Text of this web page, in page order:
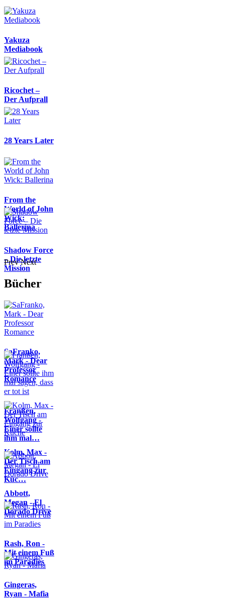
Yakuza
Mediabook
Ricochet –
Der Aufprall
28 Years Later
From the
World of John
Wick:
Ballerina
Shadow Force
– Die letzte
Mission
Prev Next
Bücher
SaFranko,
Mark - Dear
Professor
Romance
Franßen,
Wolfgang -
Einer sollte
ihm mal…
Kolm, Max -
Der Tisch am
Eingang zur
Küc…
Abbott,
Megan - El
Dorado Drive
Rash, Ron -
Mit einem Fuß
im Paradies
Gingeras,
Ryan - Mafia